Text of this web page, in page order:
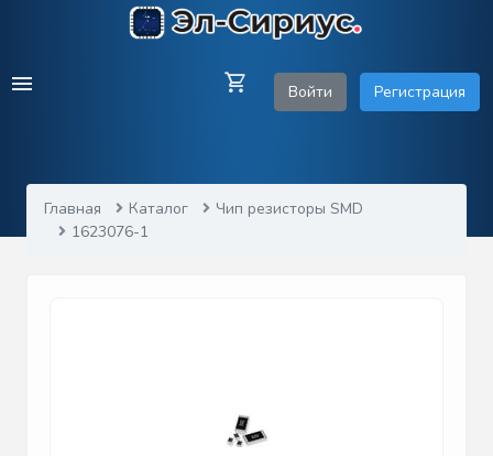
Войти Регистрация
Главная Каталог
Чип резисторы SMD
1623076-1